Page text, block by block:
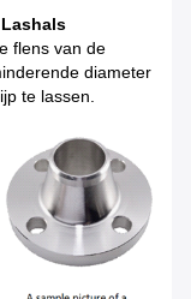
flens van de
diameter
te lassen.